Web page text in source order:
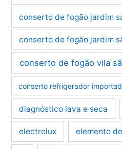
conserto de fogão jardim
conserto de fogão jardim
conserto de fogão vila
conserto refrigerador
diagnóstico lava e seca
electrolux elemento